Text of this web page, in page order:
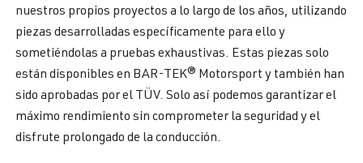
nuestros propios proyectos a lo largo de los años, utilizando
piezas desarrolladas específicamente para ello y
sometiéndolas a pruebas exhaustivas. Estas piezas solo
están disponibles en BAR-TEK® Motorsport y también han
sido aprobadas por el TÜV. Solo así podemos garantizar el
máximo rendimiento sin comprometer la seguridad y el
disfrute prolongado de la conducción.